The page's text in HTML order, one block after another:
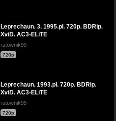
Leprechaun. 3. 1995.pl. 720p. BDRip.
XviD. AC3-ELiTE
ratownik99
720p
Leprechaun. 1993.pl. 720p. BDRip.
XviD. AC3-ELiTE
ratownik99
720p